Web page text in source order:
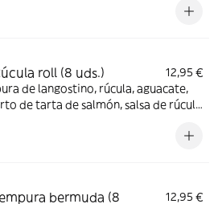
roll (8 uds.)
12,95 €
de langostino, rúcula, aguacate,
de tarta de salmón, salsa de rúcula
bermuda (8
12,95 €